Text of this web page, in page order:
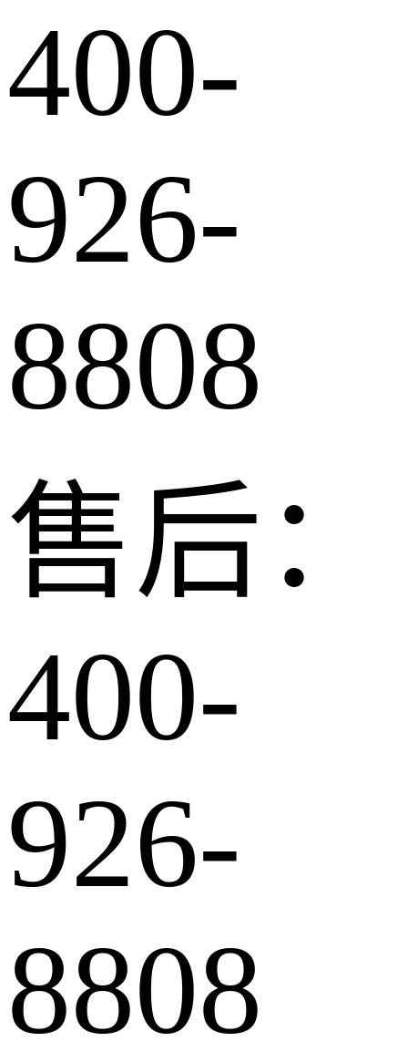
400-
926-
8808
售后：
400-
926-
8808